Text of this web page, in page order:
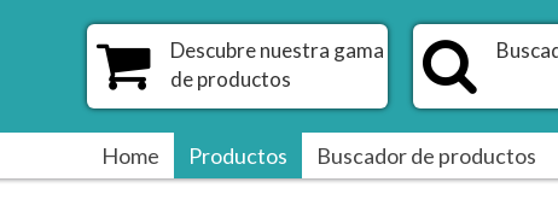
Descubre nuestra gama
de productos
Home Productos Buscador de productos